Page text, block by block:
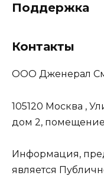
Поддержка
Контакты
ООО Дженерал
105120 Москва ,
дом 2, помещение
Информация,
является